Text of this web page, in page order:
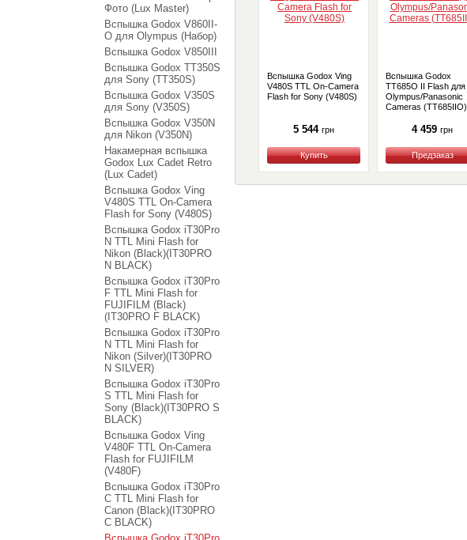
Вспышка Godox Ving
V480S TTL On-Camera
Flash for Sony (V480S)
5 544 грн
Купить
Вспышка Godox
TT685O II Flash для
Olympus/Panasonic
Cameras (TT685IIO)
4 459 грн
Купить
Фото (Lux Master)
Вспышка Godox V860II-
O для Olympus (Набор)
Вспышка Godox V850III
Вспышка Godox TT350S
для Sony (TT350S)
Вспышка Godox V350S
для Sony (V350S)
Вспышка Godox V350N
для Nikon (V350N)
Накамерная вспышка
Godox Lux Cadet Retro
(Lux Cadet)
Вспышка Godox Ving
V480S TTL On-Camera
Flash for Sony (V480S)
Вспышка Godox iT30Pro
N TTL Mini Flash for
Nikon (Black)(IT30PRO
N BLACK)
Вспышка Godox iT30Pro
F TTL Mini Flash for
FUJIFILM (Black)
(IT30PRO F BLACK)
Вспышка Godox iT30Pro
N TTL Mini Flash for
Nikon (Silver)(IT30PRO
N SILVER)
Вспышка Godox iT30Pro
S TTL Mini Flash for
Sony (Black)(IT30PRO S
BLACK)
Вспышка Godox Ving
V480F TTL On-Camera
Flash for FUJIFILM
(V480F)
Вспышка Godox iT30Pro
C TTL Mini Flash for
Canon (Black)(IT30PRO
C BLACK)